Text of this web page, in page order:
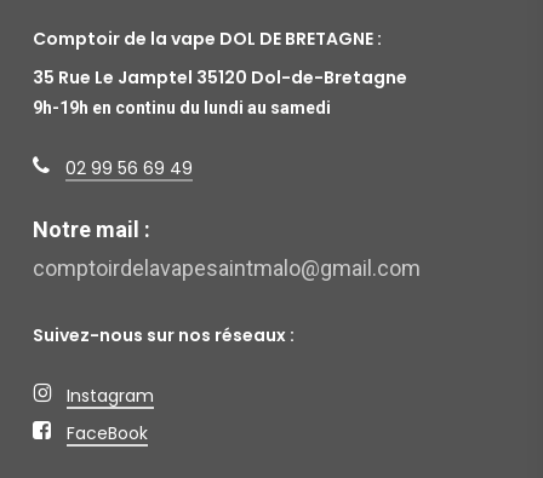
Comptoir de la vape DOL DE BRETAGNE :
35 Rue Le Jamptel 35120 Dol-de-Bretagne
9h-19h en continu du lundi au samedi
02 99 56 69 49
Notre mail :
comptoirdelavapesaintmalo@gmail.com
Suivez-nous sur nos réseaux :
Instagram
FaceBook